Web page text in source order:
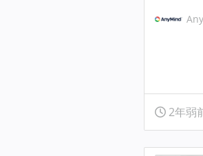
2年弱